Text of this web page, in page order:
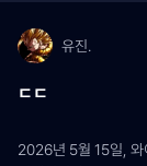
유진.
ㄷㄷ
2026년 5월 15일, 와